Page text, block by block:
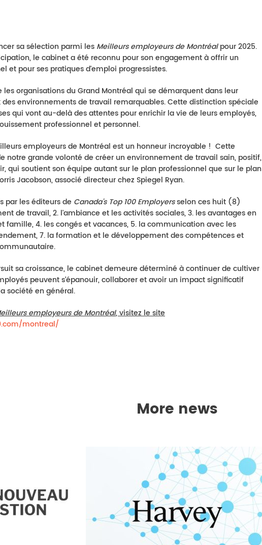
sa sélection parmi les Meilleurs employeurs de Montréalpour 2025.
le cabinet a été reconnu pour son engagement à offrir un
et pour ses pratiques d'emploi progressistes.
les organisations du Grand Montréal qui se démarquent dans leur
des environnements de travail remarquables. Cette distinction spéciale
qui vont au-delà des attentes pour enrichir la vie de leurs employés,
professionnel et personnel.
employeurs de Montréal est un honneur incroyable ! Cette
notre grande volonté de créer un environnement de travail sain, positif,
qui soutient son équipe autant sur le plan professionnel que sur le plan
Jacobson, associé directeur chez Spiegel Ryan.
par les éditeurs de Canada’s Top 100 Employersselon ces huit (8)
de travail, 2. l'ambiance et les activités sociales, 3. les avantages en
famille, 4. les congés et vacances, 5. la communication avec les
7. la formation et le développement des compétences et
sa croissance, le cabinet demeure déterminé à continuer de cultiver
peuvent s’épanouir, collaborer et avoir un impact significatif
société en général.
employeurs de Montréal, visitez le site
montreal/
More news